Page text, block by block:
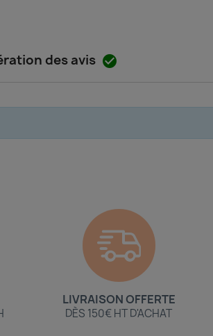
des avis 
LIVRAISON OFFERTE
DÈS 150€ HT D'ACHAT